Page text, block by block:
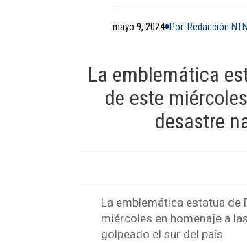
mayo 9, 2024 Por: Redacción
La emblemática
de este
desastre
La emblemática estatua de
miércoles en homenaje a
golpeado el sur del país.